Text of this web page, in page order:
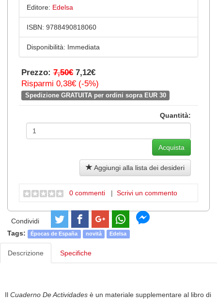
Editore: Edelsa
ISBN: 9788490818060
Disponibilità: Immediata
Prezzo: 7,50€ 7,12€
Risparmi 0,38€ (-5%)
Spedizione GRATUITA per ordini sopra EUR 30
Quantità:
Aggiungi alla lista dei desideri
0 commenti | Scrivi un commento
Condividi
Tags:
Épocas de España novità Edelsa
Descrizione Specifiche
Il Cuaderno De Actividades è un materiale supplementare al libro di